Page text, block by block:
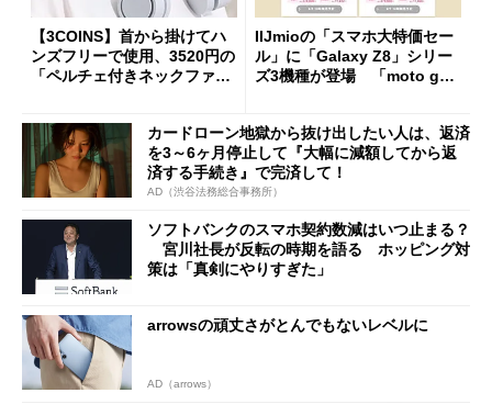
【3COINS】首から掛けてハ
ンズフリーで使用、3520円の
「ペルチェ付きネックファ
IIJmioの「スマホ大特価セー
ル」に「Galaxy Z8」シリー
ズ3機種が登場 「moto g37
カードローン地獄から抜け出したい人は、返済
を3～6ヶ月停止して『大幅に減額してから返
済する手続き』で完済して！
AD（渋谷法務総合事務所）
ソフトバンクのスマホ契約数減はいつ止まる？
宮川社長が反転の時期を語る ホッピング対
策は「真剣にやりすぎた」
arrowsの頑丈さがとんでもないレベルに
AD（arrows）